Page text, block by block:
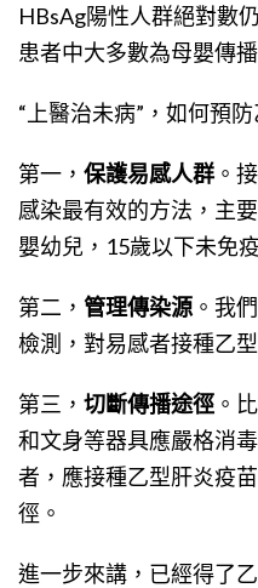
HBsAg陽性人群絕對數
患者中大多數為母嬰傳播
“上醫治未病”，如何預
第一， 保護易感人群 。
感染最有效的方法，主
嬰幼兒，15歲以下未免
第二， 管理傳染源 。我
檢測，對易感者接種乙
第三， 切斷傳播途徑 。
和文身等器具應嚴格消
者，應接種乙型肝炎疫
徑。
進一步來講，已經得了